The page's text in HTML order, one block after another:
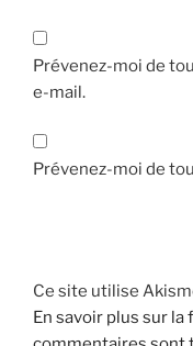
Prévenez-moi de
e-mail.
Prévenez-moi de
Ce site utilise
En savoir plus sur